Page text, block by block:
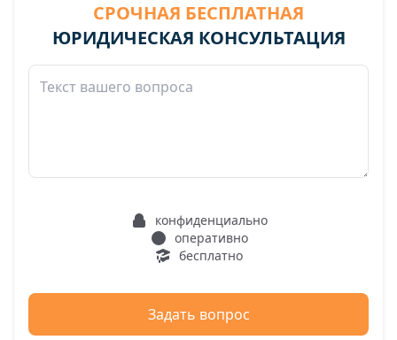
СРОЧНАЯ БЕСПЛАТНАЯ
ЮРИДИЧЕСКАЯ КОНСУЛЬТАЦИЯ
конфиденциально
оперативно
бесплатно
Задать вопрос